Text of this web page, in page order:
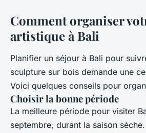
Comment organiser
artistique à Bali
Planifier un séjour à Bali pour
sculpture sur bois demande une
Voici quelques conseils pour
Choisir la bonne période
La meilleure période pour visiter
septembre, durant la saison